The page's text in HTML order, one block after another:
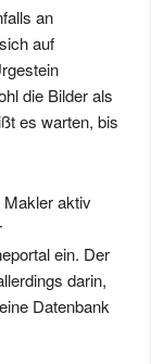
an
auf
die Bilder als
es warten, bis
aktiv
ein. Der
darin,
Datenbank